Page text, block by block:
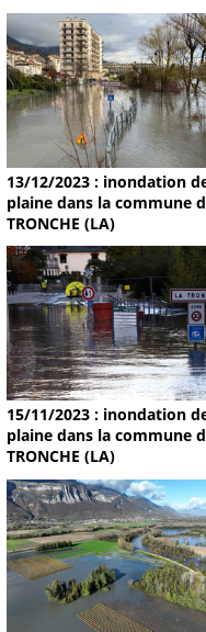
13/12/2023 : inondation
plaine dans la commune
TRONCHE (LA)
15/11/2023 : inondation
plaine dans la commune
TRONCHE (LA)